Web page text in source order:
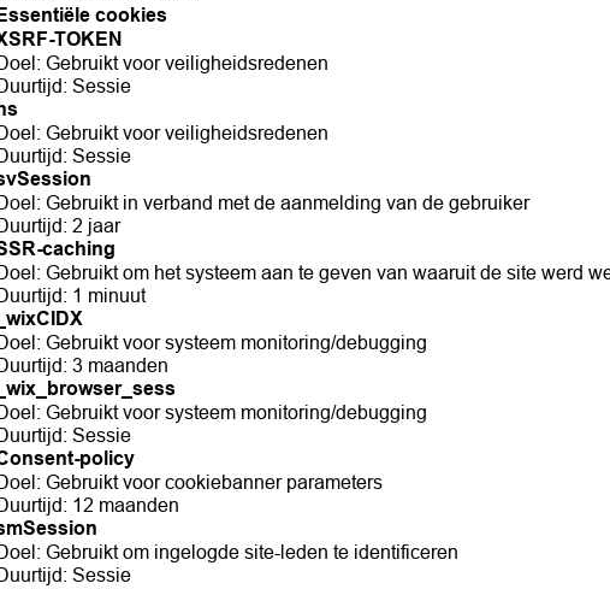
Essentiële cookies
TOKEN
Gebruikt voor veiligheidsredenen
Sessie
hs
Gebruikt voor veiligheidsredenen
Sessie
Gebruikt in verband met de aanmelding van de gebruiker
2 jaar
caching
Gebruikt om het systeem aan te geven van waaruit de site werd
1 minuut
_wixCIDX
Gebruikt voor systeem monitoring/debugging
3 maanden
_wix_browser_sess
Gebruikt voor systeem monitoring/debugging
Sessie
policy
Gebruikt voor cookiebanner parameters
12 maanden
Gebruikt om ingelogde site-leden te identificeren
Sessie